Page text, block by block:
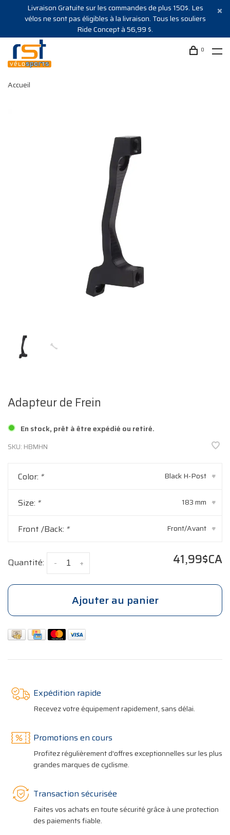
Livraison Gratuite sur les commandes de plus 150$. Les
vélos ne sont pas éligibles à la livraison. Tous les souliers
Ride Concept à 56,99 $.
0
Accueil
Adapteur de Frein
En stock, prêt à être expédié ou retiré.
SKU: HBMHN
Color: * Black H-Post ▾
Size: * 183 mm ▾
Front /Back: * Front/Avant ▾
Quantité: +
- 41,99$CA
Ajouter au panier
Expédition rapide
Recevez votre équipement rapidement, sans délai.
Promotions en cours
Profitez régulièrement d'offres exceptionnelles sur les plus
grandes marques de cyclisme.
Transaction sécurisée
Faites vos achats en toute sécurité grâce à une protection
des paiements fiable.